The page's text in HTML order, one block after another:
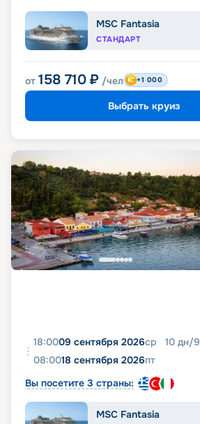
MSC Fantasia
СТАНДАРТ
от 158 710 ₽ /чел +1 000
Выбрать круиз
18:0009 сентября 2026ср 10 дн/9
08:0018 сентября 2026пт
Вы посетите 3 страны:
MSC Fantasia